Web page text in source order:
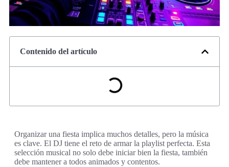
Contenido del artículo
Organizar una fiesta implica muchos detalles, pero la música
es clave. El DJ tiene el reto de armar la playlist perfecta. Esta
selección musical no solo debe iniciar bien la fiesta, también
debe mantener a todos animados y contentos.